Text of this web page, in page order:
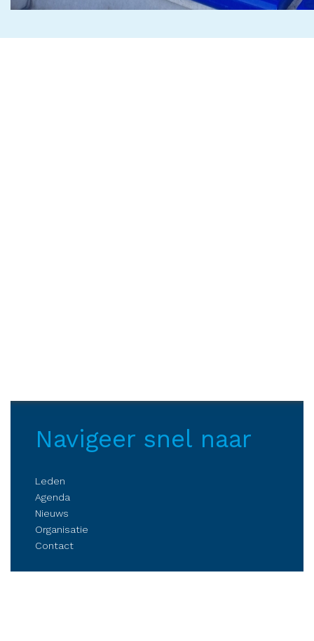
Navigeer snel naar
Leden
Agenda
Nieuws
Organisatie
Contact